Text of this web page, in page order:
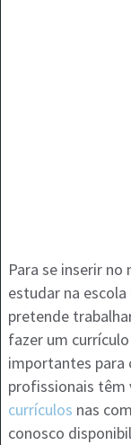
Para se inserir
estudar na
pretende
fazer um
importantes para
profissionais têm
currículos nas
conosco